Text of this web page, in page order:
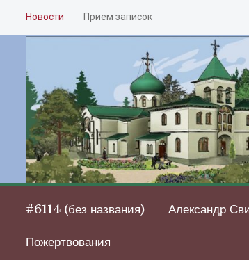
Новости Прием записок
#6114 (без названия) Александр
Пожертвования